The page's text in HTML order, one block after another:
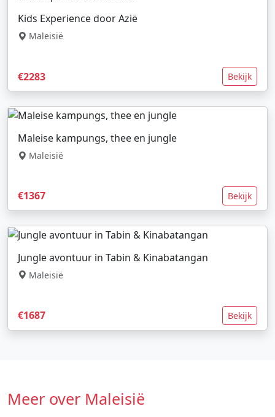
Kids Experience door Azië
Maleisië
€2283 Bekijk
Maleise kampungs, thee en jungle
Maleisië
€1367 Bekijk
Jungle avontuur in Tabin & Kinabatangan
Maleisië
€1687 Bekijk
Meer over Maleisië